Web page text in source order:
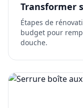
Transformer
Étapes de
budget pour
douche.